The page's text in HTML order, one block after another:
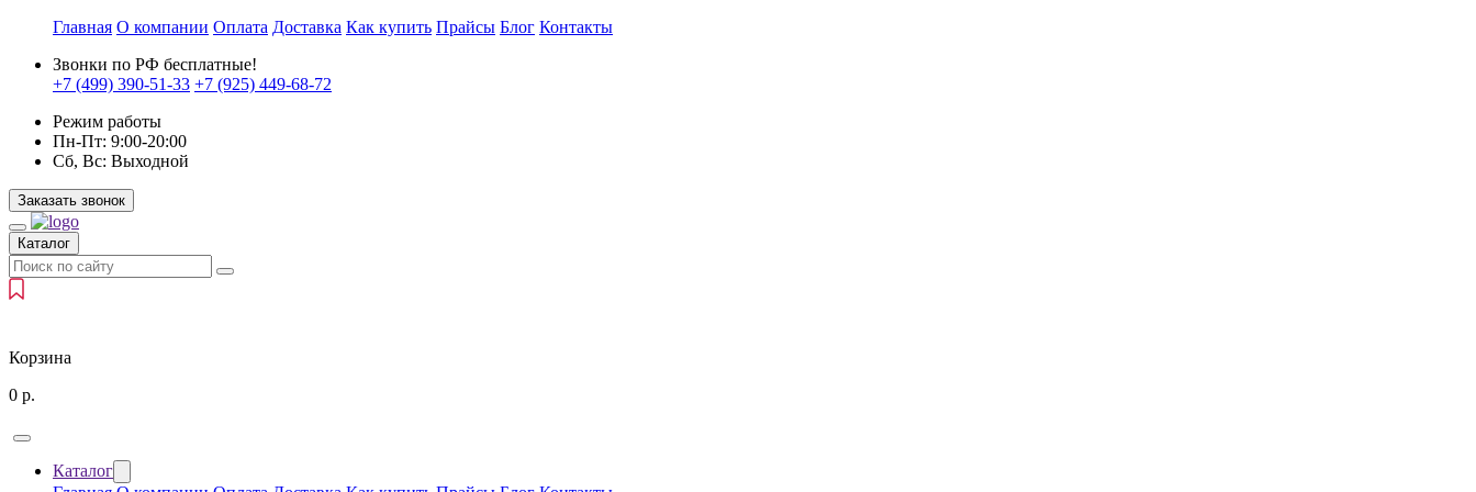
Главная О компании Оплата Доставка Как купить Прайсы Блог Контакты
Звонки по РФ бесплатные!
+7 (499) 390-51-33 +7 (925) 449-68-72
Режим работы
Пн-Пт: 9:00-20:00
Сб, Вс: Выходной
Заказать звонок
Каталог
Корзина
0 р.
Каталог